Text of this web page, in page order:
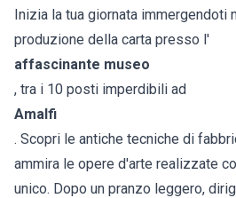
Inizia la tua giornata immergendoti
produzione della carta presso l'
affascinante museo
, tra i 10 posti imperdibili ad
Amalfi
. Scopri le antiche tecniche di
ammira le opere d'arte realizzate
unico. Dopo un pranzo leggero,